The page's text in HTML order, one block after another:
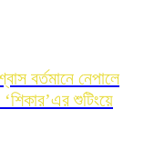
বর্তমানে নেপালে
শুটিংয়ে